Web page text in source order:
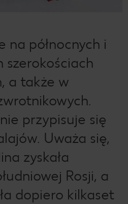
na północnych i
szerokościach
a także w
przypisuje się
Uważa się,
zyskała
Rosji, a
dopiero kilkaset